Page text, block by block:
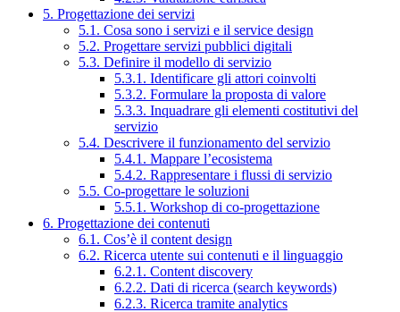
5. Progettazione dei servizi
5.1. Cosa sono i servizi e il service design
5.2. Progettare servizi pubblici digitali
5.3. Definire il modello di servizio
5.3.1. Identificare gli attori coinvolti
5.3.2. Formulare la proposta di valore
5.3.3. Inquadrare gli elementi costitutivi del
servizio
5.4. Descrivere il funzionamento del servizio
5.4.1. Mappare l’ecosistema
5.4.2. Rappresentare i flussi di servizio
5.5. Co-progettare le soluzioni
5.5.1. Workshop di co-progettazione
6. Progettazione dei contenuti
6.1. Cos’è il content design
6.2. Ricerca utente sui contenuti e il linguaggio
6.2.1. Content discovery
6.2.2. Dati di ricerca (search keywords)
6.2.3. Ricerca tramite analytics